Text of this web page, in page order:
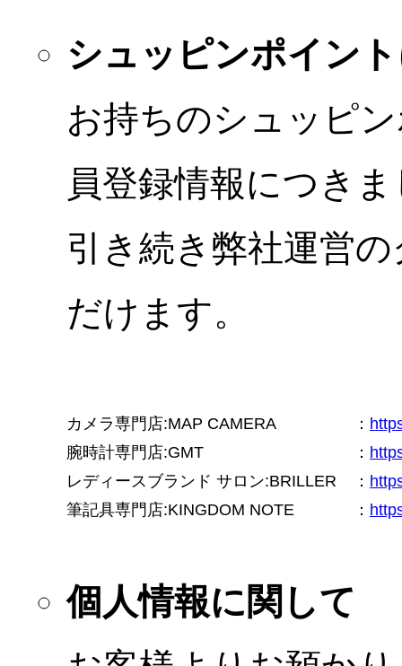
シュッピンポイン
お持ちのシュッピ
員登録情報につき
引き続き弊社運営
だけます。
カメラ専門店:MAP CAMERA ：
腕時計専門店:GMT
：
レディースブランド サロン:BRILLER
：
筆記具専門店:KINGDOM NOTE
：
個人情報に関して